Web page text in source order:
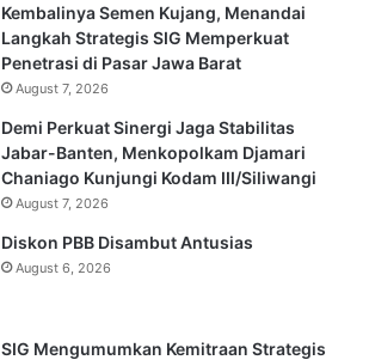
Kembalinya Semen Kujang, Menandai
Langkah Strategis SIG Memperkuat
Penetrasi di Pasar Jawa Barat
August 7, 2026
Demi Perkuat Sinergi Jaga Stabilitas
Jabar-Banten, Menkopolkam Djamari
Chaniago Kunjungi Kodam III/Siliwangi
August 7, 2026
Diskon PBB Disambut Antusias
August 6, 2026
SIG Mengumumkan Kemitraan Strategis